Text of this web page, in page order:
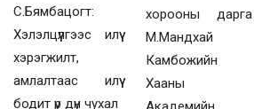
С.Бямбацогт:
Хэлэлцүүлгээс илүү
хэрэгжилт,
амлалтаас илүү
бодит үр дүн чухал
хорооны дарга
М.Мандхай
Камбожийн
Хааны